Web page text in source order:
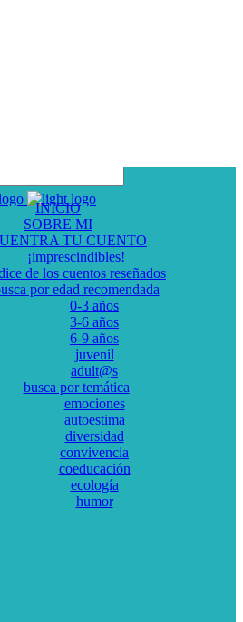
INICIO
SOBRE MI
TU CUENTO
¡imprescindibles!
de los cuentos reseñados
por edad recomendada
0-3 años
3-6 años
6-9 años
juvenil
adult@s
busca por temática
emociones
autoestima
diversidad
convivencia
coeducación
ecología
humor